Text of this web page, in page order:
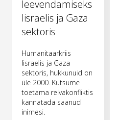
leevendamiseks
Iisraelis ja Gaza
sektoris
Humanitaarkriis
Iisraelis ja Gaza
sektoris, hukkunuid on
üle 2000. Kutsume
toetama relvakonfliktis
kannatada saanud
inimesi.